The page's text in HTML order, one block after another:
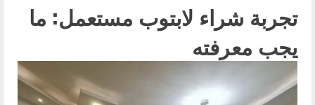
تجربة شراء لابتوب مستعمل: ما
يجب معرفته